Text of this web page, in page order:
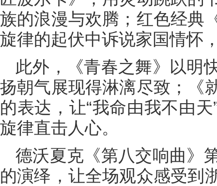
族的浪漫与欢腾；红色经典
旋律的起伏中诉说家国情
此外，《青春之舞》以明
扬朝气展现得淋漓尽致；《
的表达，让“我命由我不由
旋律直击人心。
德沃夏克《第八交响曲》
的演绎，让全场观众感受到